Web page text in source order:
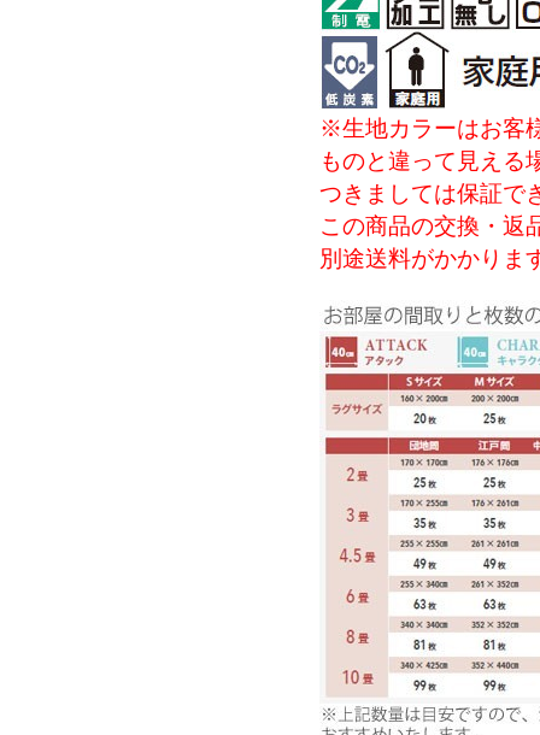
※生地カラーはお客
ものと違って見える
つきましては保証で
この商品の交換・返
別途送料がかかりま